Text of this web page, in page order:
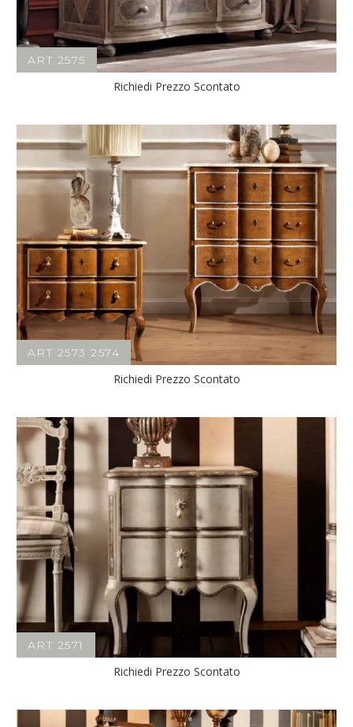
ART 2575
Richiedi Prezzo Scontato
ART 2573 2574
Richiedi Prezzo Scontato
ART 2571
Richiedi Prezzo Scontato